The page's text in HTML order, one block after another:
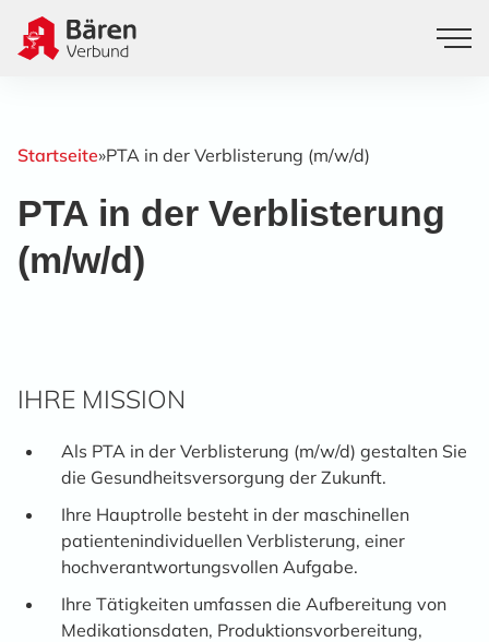
Startseite»PTA in der Verblisterung (m/w/d)
PTA in der Verblisterung
(m/w/d)
IHRE MISSION
Als PTA in der Verblisterung (m/w/d) gestalten Sie
die Gesundheitsversorgung der Zukunft.
Ihre Hauptrolle besteht in der maschinellen
patientenindividuellen Verblisterung, einer
hochverantwortungsvollen Aufgabe.
Ihre Tätigkeiten umfassen die Aufbereitung von
Medikationsdaten, Produktionsvorbereitung,